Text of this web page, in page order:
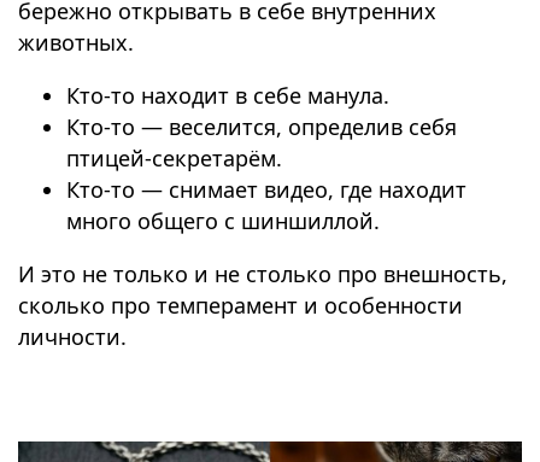
бережно открывать в себе внутренних
животных.
Кто-то находит в себе манула.
Кто-то — веселится, определив себя
птицей-секретарём.
Кто-то — снимает видео, где находит
много общего с шиншиллой.
И это не только и не столько про внешность,
сколько про темперамент и особенности
личности.